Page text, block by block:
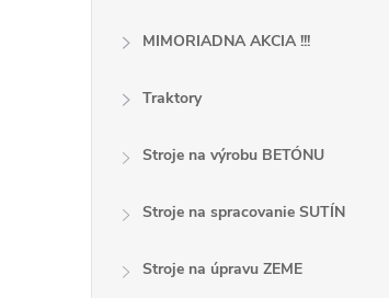
MIMORIADNA AKCIA !!!
Traktory
Stroje na výrobu BETÓNU
Stroje na spracovanie SUTÍN
Stroje na úpravu ZEME